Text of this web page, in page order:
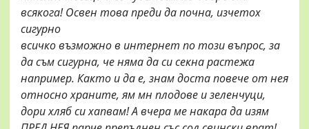
всякога! Освен това преди да почна, изчетох
сигурно
всичко възможно в интернет по този въпрос, за
да съм сигурна, че няма да си секна растежа
например. Както и да е, знам доста повече от нея
относно храните, ям мн плодове и зеленчуци,
дори хляб си хапвам! А вчера ме накара да изям